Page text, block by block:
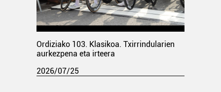
Ordiziako 103. Klasikoa. Txirrindularien
aurkezpena eta irteera
2026/07/25